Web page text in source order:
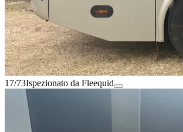
17/73Ispezionato da Fleequid